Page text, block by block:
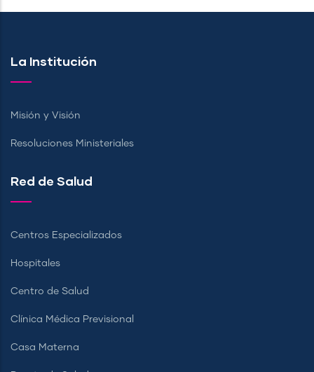
La Institución
Misión y Visión
Resoluciones Ministeriales
Red de Salud
Centros Especializados
Hospitales
Centro de Salud
Clínica Médica Previsional
Casa Materna